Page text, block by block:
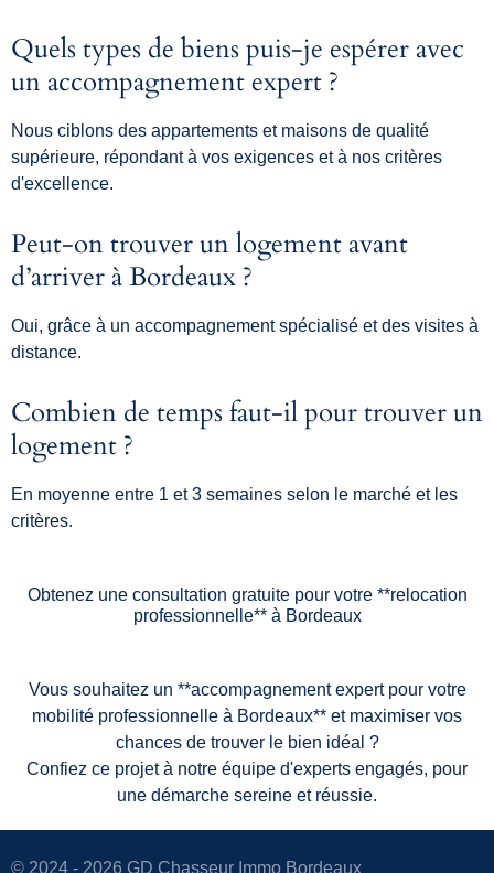
Quels types de biens puis-je espérer avec
un accompagnement expert ?
Nous ciblons des appartements et maisons de qualité
supérieure, répondant à vos exigences et à nos critères
d'excellence.
Peut-on trouver un logement avant
d’arriver à Bordeaux ?
Oui, grâce à un accompagnement spécialisé et des visites à
distance.
Combien de temps faut-il pour trouver un
logement ?
En moyenne entre 1 et 3 semaines selon le marché et les
critères.
Obtenez une consultation gratuite pour votre **relocation
professionnelle** à Bordeaux
Vous souhaitez un **accompagnement expert pour votre
mobilité professionnelle à Bordeaux** et maximiser vos
chances de trouver le bien idéal ?
Confiez ce projet à notre équipe d'experts engagés, pour
une démarche sereine et réussie.
© 2024 - 2026 GD Chasseur Immo Bordeaux